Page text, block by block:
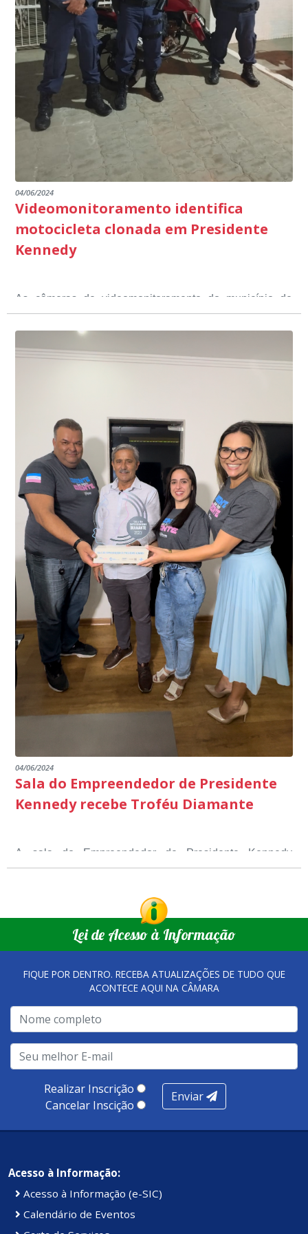
escuta pública tudo o que está sendo feito pela
Educação em Presidente Kennedy.
multidisciplinar, o projeto Kennedy Educa Mais, entre
outros) são todos voltados para o desenvolvimento total
dos educandos. Tudo isso também foi demonstrado ao
Ministério Público através de depoimentos
emocionantes de pais e professores no decorrer da
escuta pública.
marco na busca pela excelência na educação básica,
destacando ainda mais o compromisso de todos em
promover uma atuação coordenada, integrada e
dialogada em prol do desenvolvimento educacional.
04/06/2024
Videomonitoramento identifica
motocicleta clonada em Presidente
Kennedy
As câmeras de videomonitoramento do município de
Presidente Kennedy identificaram neste fim de semana,
01 de junho, uma motocicleta com indícios de
adulteração, imediatamente, a central de
videomonitoramento acionou a Guarda Civil Municipal,
Durante a abordagem a adulteração foi comprovada,
através da conferência do Chassi, a motocicleta, bem
conta do sistema de videomonitoramento instalado
recentemente em todo o município de Presidente
Kennedy, o sistema é integrado com outros municípios
do país, sendo possível a identificação de veículos por
meio do cruzamento de informações, nesse caso
específico, com dados de uma cidade do Estado do Rio
de Janeiro.
“Mais de 100 câmeras foram instaladas na sede e no
interior de Presidente Kennedy, garantindo mais
segurança à população, seja nas ruas, no comércio, os
produtores agropecuários. Estamos no rumo certo,
parabéns a todos os servidores que contribuem para a
segurança da nossa cidade”, destaca o prefeito Dorlei
Fontão.
04/06/2024
Sala do Empreendedor de Presidente
Kennedy recebe Troféu Diamante
A sala do Empreendedor de Presidente Kennedy
recebeu o Selo Sebrae de Referência em atendimento, o
atesta a qualidade dos serviços prestados aos
empreendedores locais.
O Selo Sebrae nasceu inspirado nos casos de sucesso,
que merecem o reconhecimento nacional, que se
tornaram referência, nas melhorias da gestão, e na
qualidade dos atendimentos prestados nesses espaços.
A metodologia de avaliação se concentra em 7 pilares:
qualidade no atendimento remoto, gestão, oferta /
realização de soluções, ambiente de negócios,
infraestrutura, presença digital e cobertura e
produtividade. Somados, todos as categorias totalizam
Kennedy.
Lei de Acesso à Informação
FIQUE POR DENTRO. RECEBA ATUALIZAÇÕES DE TUDO QUE
ACONTECE AQUI NA CÂMARA
Realizar Inscrição
Cancelar Inscição
Enviar
Acesso à Informação:
Acesso à Informação (e-SIC)
Calendário de Eventos